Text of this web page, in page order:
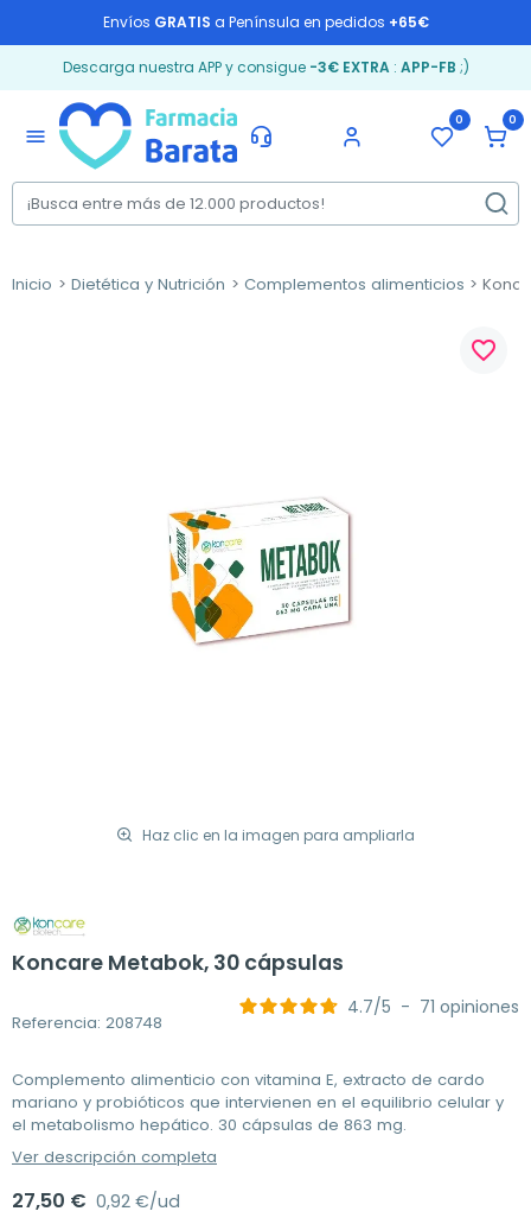
Envíos GRATIS a Península en pedidos +65€
Descarga nuestra APP y consigue -3€ EXTRA: APP-FB ;)
menu
0 0
Inicio Dietética y Nutrición Complementos alimenticios
Haz clic en la imagen para ampliarla
favorite_border
Koncare Metabok, 30 cápsulas
Referencia: 208748
4.7/5 - 71 opiniones
Complemento alimenticio con vitamina E, extracto de cardo
mariano y probióticos que intervienen en el equilibrio celular y
el metabolismo hepático. 30 cápsulas de 863 mg.
Ver descripción completa
27,50 € 0,92 €/ud